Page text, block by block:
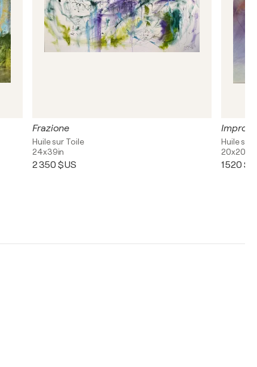
Frazione
Huile sur Toile
24x39in
2 350 $US
Huile sur
20x20in
1 520